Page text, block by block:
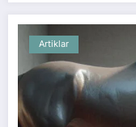
Artiklar